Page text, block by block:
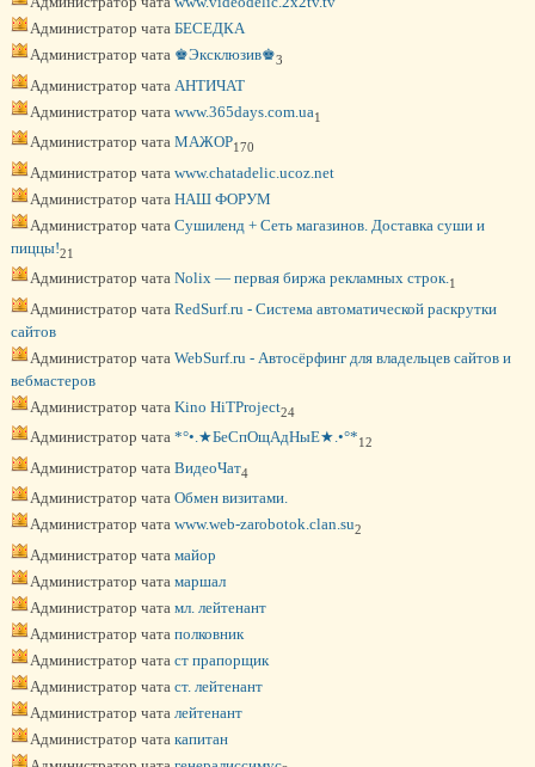
Администратор чата БЕСЕДКА
Администратор чата ♚Эксклюзив♚3
Администратор чата АНТИЧАТ
Администратор чата www.365days.com.ua1
Администратор чата МАЖОР170
Администратор чата www.chatadelic.ucoz.net
Администратор чата НАШ ФОРУМ
Администратор чата Сушиленд + Сеть магазинов. Доставка суши и
пиццы!21
Администратор чата Nolix — первая биржа рекламных строк.1
Администратор чата RedSurf.ru - Система автоматической раскрутки
сайтов
Администратор чата WebSurf.ru - Автосёрфинг для владельцев сайтов и
вебмастеров
Администратор чата Kino HiTProject24
Администратор чата *°•.★БеСпОщАдНыЕ★.•°*12
Администратор чата ВидеоЧат4
Администратор чата Обмен визитами.
Администратор чата www.web-zarobotok.clan.su2
Администратор чата майор
Администратор чата маршал
Администратор чата мл. лейтенант
Администратор чата полковник
Администратор чата ст прапорщик
Администратор чата ст. лейтенант
Администратор чата лейтенант
Администратор чата капитан